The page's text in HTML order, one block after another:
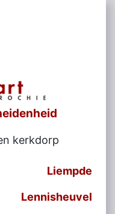
kerkdorp
Liempde
Lennisheuvel